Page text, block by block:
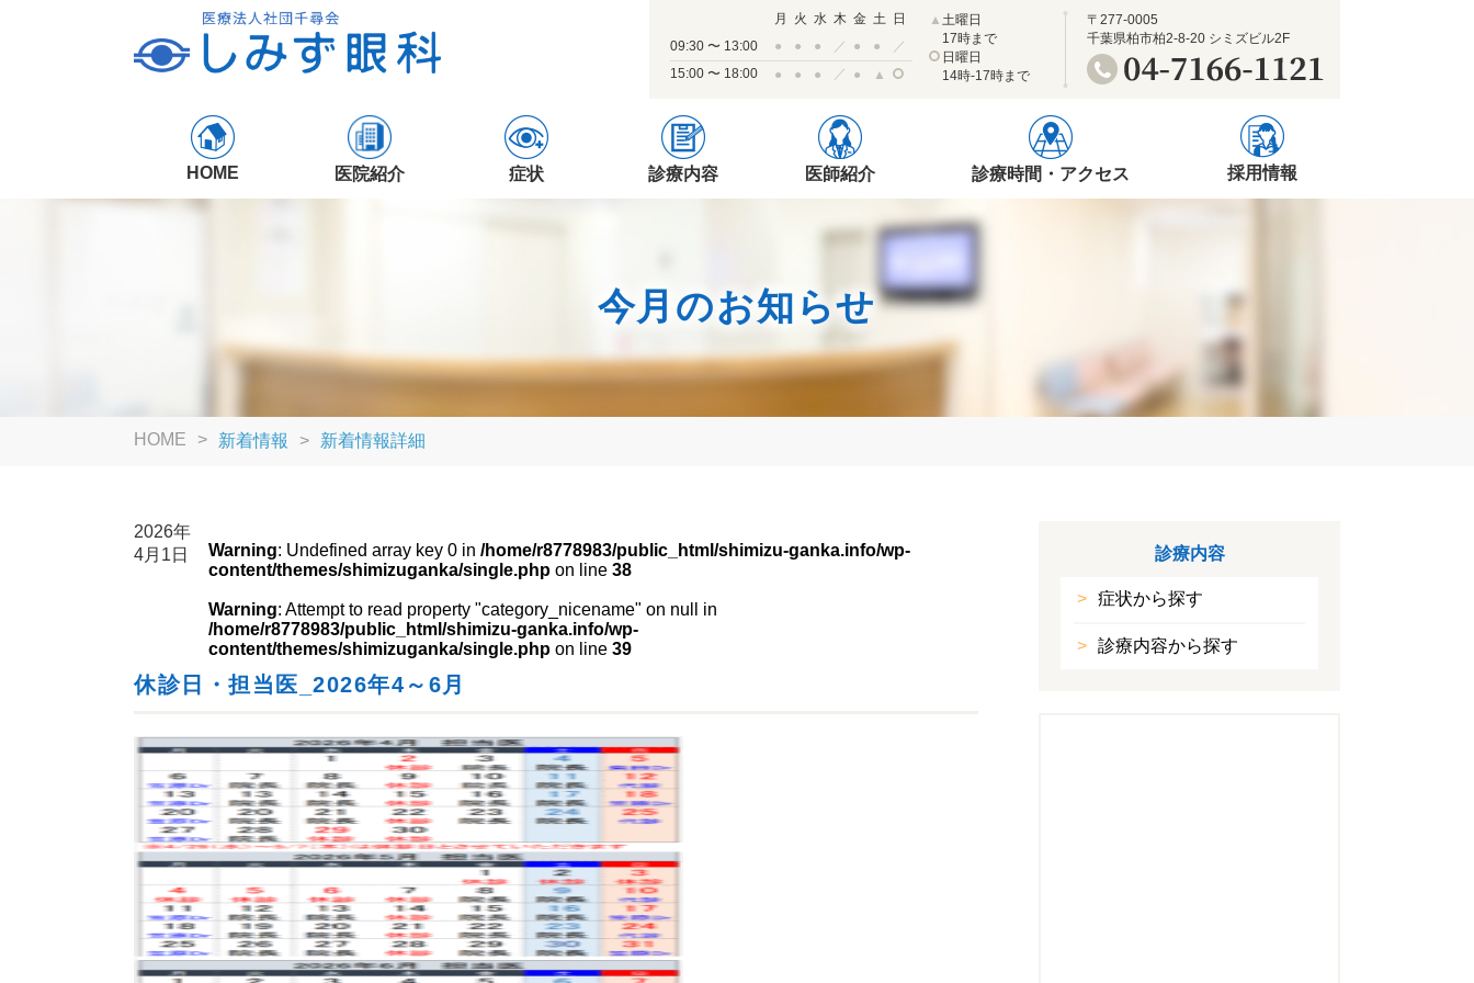
月 火 水 木 金 土
日
09:30 〜 13:00
● ● ● ／ ● ●
／
15:00 〜 18:00
● ● ● ／ ● ▲
▲ 土曜日
17時まで
日曜日
14時-17時まで
〒277-0005
千葉県柏市柏2-8-20 シミズビル2F
HOME 医院紹介 症状 診療内容 医師紹介 診療時間・アクセス 採用情報
今月のお知らせ
HOME 新着情報 新着情報詳細
2026年
4月1日
Warning: Undefined array key 0 in /home/r8778983/public_html/shimizu-ganka.info/wp-
content/themes/shimizuganka/single.phpon line 38
Warning: Attempt to read property "category_nicename" on null in
/home/r8778983/public_html/shimizu-ganka.info/wp-
content/themes/shimizuganka/single.phpon line 39
休診日・担当医_2026年4～6月
診療内容
症状から探す
診療内容から探す